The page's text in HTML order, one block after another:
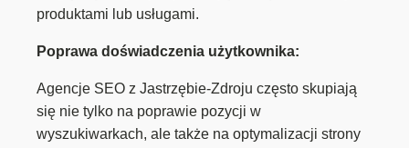
produktami lub usługami.
Poprawa doświadczenia użytkownika:
Agencje SEO z Jastrzębie-Zdroju często skupiają
się nie tylko na poprawie pozycji w
wyszukiwarkach, ale także na optymalizacji strony